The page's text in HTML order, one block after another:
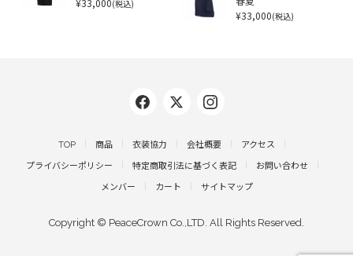
¥33,000(税込)
¥33,000(税込)
TOP 商品 衣装協力 会社概要 アクセス
プライバシーポリシー 特定商取引法に基づく表記 お問い合わせ
メンバー カート サイトマップ
Copyright © PeaceCrown Co.,LTD. All Rights Reserved.